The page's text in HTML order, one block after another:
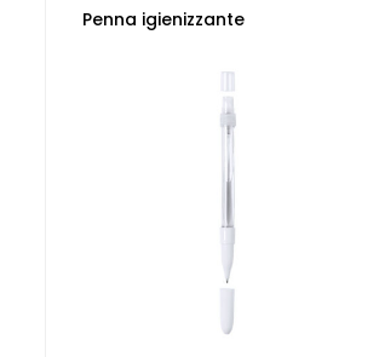
Penna igienizzante